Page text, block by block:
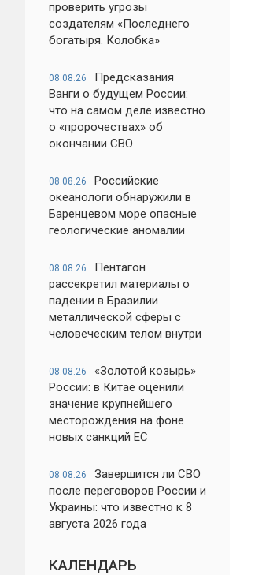
проверить угрозы
создателям «Последнего
богатыря. Колобка»
08.08.26
Предсказания
Ванги о будущем России:
что на самом деле известно
о «пророчествах» об
окончании СВО
08.08.26
Российские
океанологи обнаружили в
Баренцевом море опасные
геологические аномалии
08.08.26
Пентагон
рассекретил материалы о
падении в Бразилии
металлической сферы с
человеческим телом внутри
08.08.26
«Золотой козырь»
России: в Китае оценили
значение крупнейшего
месторождения на фоне
новых санкций ЕС
08.08.26
Завершится ли СВО
после переговоров России и
Украины: что известно к 8
августа 2026 года
КАЛЕНДАРЬ